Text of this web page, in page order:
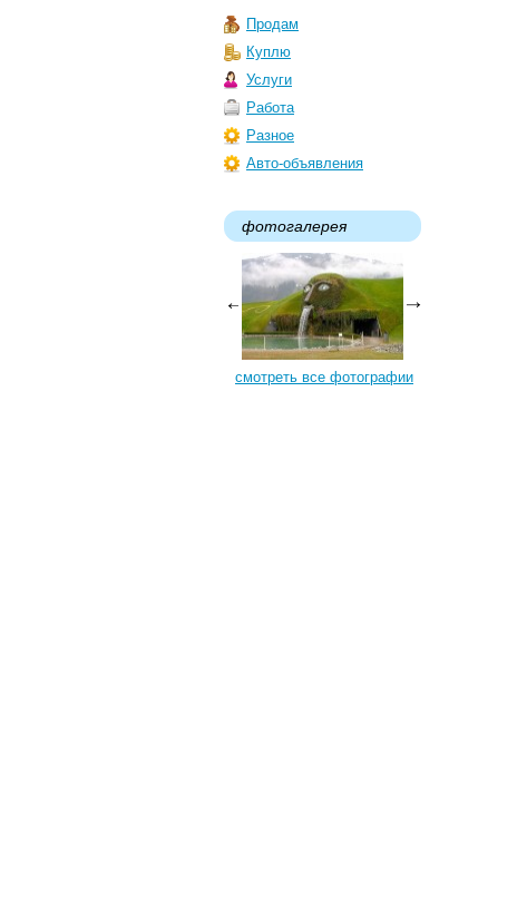
Продам
Куплю
Услуги
Работа
Разное
Авто-объявления
фотогалерея
смотреть все фотографии